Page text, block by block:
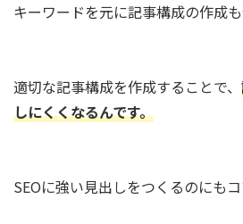
キーワードを元に記事構成の作成も
適切な記事構成を作成することで、
しにくくなるんです。
SEOに強い見出しをつくるのにもコ